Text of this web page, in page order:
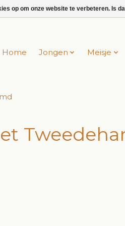
Home Jongen Meisje
op om onze website te verbeteren. Is